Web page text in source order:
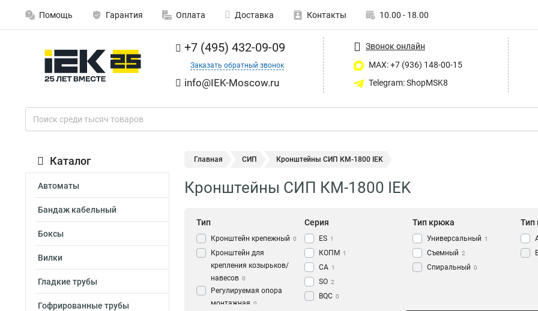
Помощь Гарантия Оплата Доставка Контакты 10.00 - 18.00
+7 (495) 432-09-09
Заказать обратный звонок
info@IEK-Moscow.ru
Звонок онлайн
MAX: +7 (936) 148-00-15
Telegram: ShopMSK8
Каталог
Автоматы
Бандаж кабельный
Боксы
Вилки
Гладкие трубы
Гофрированные трубы
Главная СИП Кронштейны СИП КМ-1800 IEK
Кронштейны СИП КМ-1800 IEK
Тип
Кронштейн крепежный 0
Кронштейн для
крепления козырьков/
навесов 0
Регулируемая опора
монтажная 0
Серия
ES 1
КОПМ 1
CA 1
SO 2
BQC 0
Тип крюка
Универсальный 1
Съемный 2
Спиральный 0
Тип